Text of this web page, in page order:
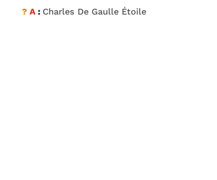
?A : Charles De Gaulle Étoile